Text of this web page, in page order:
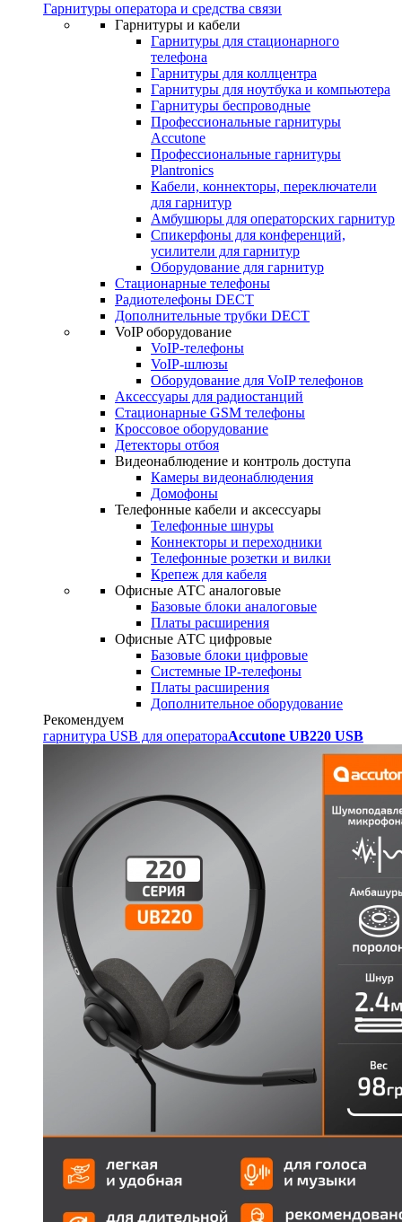
Гарнитуры оператора и средства связи
Гарнитуры и кабели
Гарнитуры для стационарного
телефона
Гарнитуры для коллцентра
Гарнитуры для ноутбука и компьютера
Гарнитуры беспроводные
Профессиональные гарнитуры
Accutone
Профессиональные гарнитуры
Plantronics
Кабели, коннекторы, переключатели
для гарнитур
Амбушюры для операторских гарнитур
Cпикерфоны для конференций,
усилители для гарнитур
Оборудование для гарнитур
Стационарные телефоны
Радиотелефоны DECT
Дополнительные трубки DECT
VoIP оборудование
VoIP-телефоны
VoIP-шлюзы
Оборудование для VoIP телефонов
Аксессуары для радиостанций
Стационарные GSM телефоны
Кроссовое оборудование
Детекторы отбоя
Видеонаблюдение и контроль доступа
Камеры видеонаблюдения
Домофоны
Телефонные кабели и аксессуары
Телефонные шнуры
Коннекторы и переходники
Телефонные розетки и вилки
Крепеж для кабеля
Офисные АТС аналоговые
Базовые блоки аналоговые
Платы расширения
Офисные АТС цифровые
Базовые блоки цифровые
Системные IP-телефоны
Платы расширения
Дополнительное оборудование
Рекомендуем
гарнитура USB для оператораAccutone UB220 USB